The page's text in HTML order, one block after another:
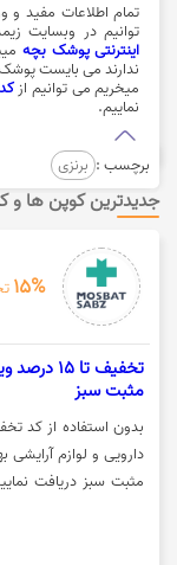
تمام اطلاعات مفید و
توانیم در وبسایت
اینترنتی پوشک بچه
ندارند می بایست پوشک
میخریم می توانیم از
نماییم.
برچسب : برنزی
جدیدترین کوپن ها
15%
تخفیف
مثبت سبز
دارویی و لوازم
مثبت سبز دریافت